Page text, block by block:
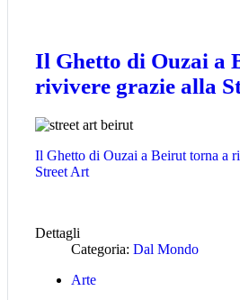
Il Ghetto di Ouzai a
rivivere grazie alla
Il Ghetto di Ouzai a Beirut torna a
Street Art
Dettagli
Categoria: Dal Mondo
Arte